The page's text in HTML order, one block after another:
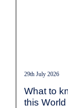
29th July 2026
What to
this